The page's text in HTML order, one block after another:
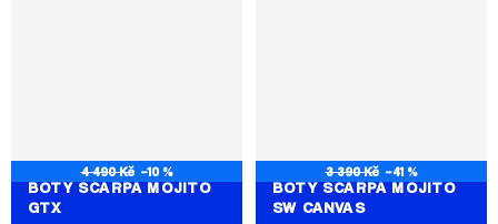
4 490 Kč –10 %
BOTY SCARPA MOJITO
GTX
3 390 Kč –41 %
BOTY SCARPA MOJITO
SW CANVAS